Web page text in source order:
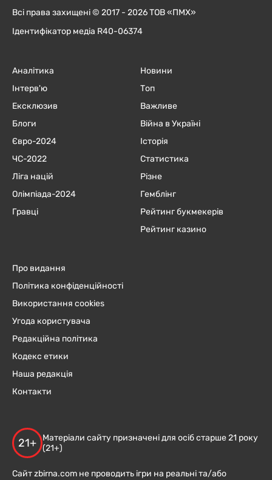
Всі права захищені © 2017 - 2026 ТОВ «ПМХ»
Ідентифікатор медіа R40-06374
Аналітика
Інтерв'ю
Ексклюзив
Блоги
Євро-2024
ЧC-2022
Ліга націй
Олімпіада-2024
Гравці
Новини
Топ
Важливе
Війна в Україні
Історія
Статистика
Різне
Гемблінг
Рейтинг букмекерів
Рейтинг казино
Про видання
Політика конфіденційності
Використання cookies
Угода користувача
Редакційна політика
Кодекс етики
Наша редакція
Контакти
21+
Матеріали сайту призначені для осіб старше 21 року
(21+)
Сайт zbirna.com не проводить ігри на реальні та/або